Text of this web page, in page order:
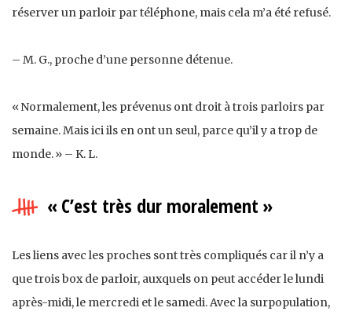
réserver un parloir par téléphone, mais cela m’a été refusé.
– M. G., proche d’une personne détenue.
« Normalement, les prévenus ont droit à trois parloirs par
semaine. Mais ici ils en ont un seul, parce qu’il y a trop de
monde. » – K. L.
« C’est très dur moralement »
Les liens avec les proches sont très compliqués car il n’y a
que trois box de parloir, auxquels on peut accéder le lundi
après-midi, le mercredi et le samedi. Avec la surpopulation,